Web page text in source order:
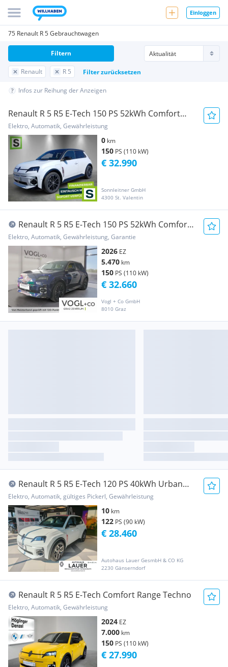
Einloggen
75 Renault R 5 Gebrauchtwagen
Renault R 5 Filter zurücksetzen
Filtern
Infos zur Reihung der Anzeigen
Renault R 5 R5 E-Tech 150 PS 52kWh Comfort
Range Iconic Five
Elektro, Automatik, Gewährleistung
0 km
150 PS (110 kW)
Sonnleitner GmbH
4300 St. Valentin
€ 32.990
Renault R 5 R5 E-Tech 150 PS 52kWh Comfort
Range Techno
Elektro, Automatik, Gewährleistung, Garantie
2026 EZ
5.470 km
150 PS (110 kW)
Vogl + Co GmbH
8010 Graz
€ 32.660
Renault R 5 R5 E-Tech 120 PS 40kWh Urban
Range Techno
Elektro, Automatik, gültiges Pickerl, Gewährleistung
10 km
122 PS (90 kW)
Autohaus Lauer GesmbH & CO KG
2230 Gänserndorf
€ 28.460
Renault R 5 R5 E-Tech Comfort Range Techno
Elektro, Automatik, Gewährleistung
2024 EZ
7.000 km
150 PS (110 kW)
€ 27.990